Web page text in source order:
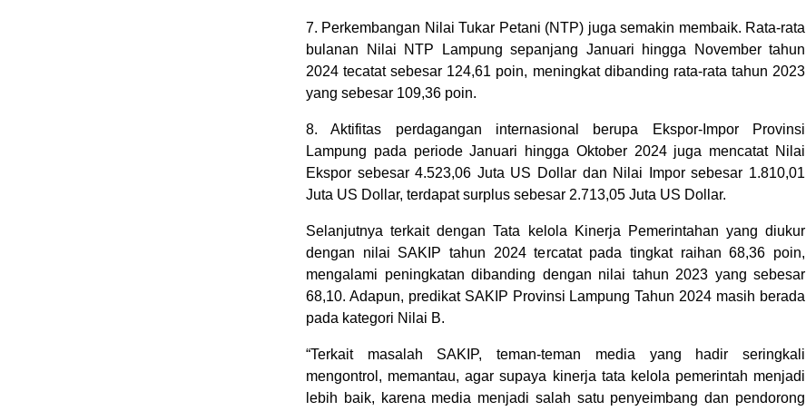
7. Perkembangan Nilai Tukar Petani (NTP) juga semakin membaik. Rata-rata
bulanan Nilai NTP Lampung sepanjang Januari hingga November tahun
2024 tecatat sebesar 124,61 poin, meningkat dibanding rata-rata tahun 2023
yang sebesar 109,36 poin.
8. Aktifitas perdagangan internasional berupa Ekspor-Impor Provinsi
Lampung pada periode Januari hingga Oktober 2024 juga mencatat Nilai
Ekspor sebesar 4.523,06 Juta US Dollar dan Nilai Impor sebesar 1.810,01
Juta US Dollar, terdapat surplus sebesar 2.713,05 Juta US Dollar.
Selanjutnya terkait dengan Tata kelola Kinerja Pemerintahan yang diukur
dengan nilai SAKIP tahun 2024 tercatat pada tingkat raihan 68,36 poin,
mengalami peningkatan dibanding dengan nilai tahun 2023 yang sebesar
68,10. Adapun, predikat SAKIP Provinsi Lampung Tahun 2024 masih berada
pada kategori Nilai B.
“Terkait masalah SAKIP, teman-teman media yang hadir seringkali
mengontrol, memantau, agar supaya kinerja tata kelola pemerintah menjadi
lebih baik, karena media menjadi salah satu penyeimbang dan pendorong